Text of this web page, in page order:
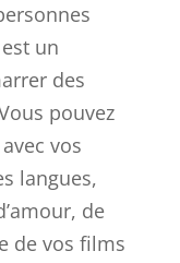
un
des
pouvez
vos
langues,
de
de vos films